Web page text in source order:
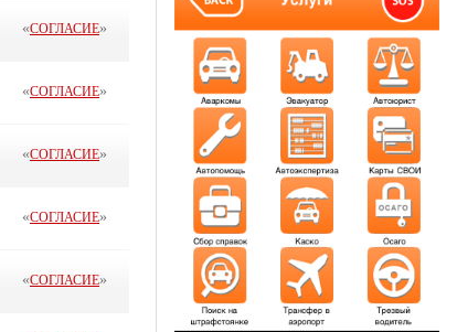
«СОГЛАСИЕ»
«СОГЛАСИЕ»
«СОГЛАСИЕ»
«СОГЛАСИЕ»
«СОГЛАСИЕ»